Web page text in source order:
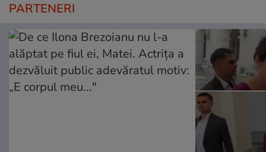
PARTENERI